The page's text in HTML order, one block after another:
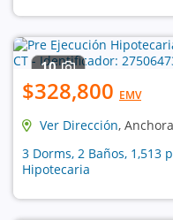
10
$328,800 EMV
Ver Dirección,
3 Dorms, 2 Baños, 1,513
Hipotecaria